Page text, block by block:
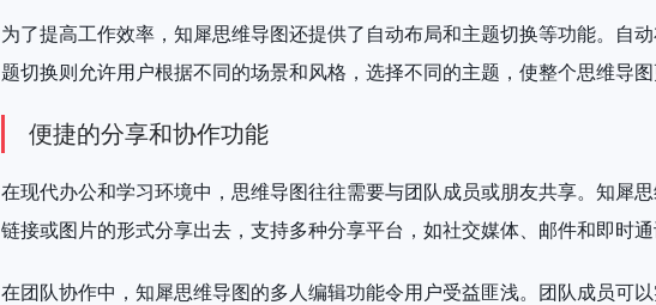
为了提高工作效率，知犀思维导图还提供了自动布局和主题切换等功能。自
题切换则允许用户根据不同的场景和风格，选择不同的主题，使整个思维导
便捷的分享和协作功能
在现代办公和学习环境中，思维导图往往需要与团队成员或朋友共享。知犀
链接或图片的形式分享出去，支持多种分享平台，如社交媒体、邮件和即时通
在团队协作中，知犀思维导图的多人编辑功能令用户受益匪浅。团队成员可